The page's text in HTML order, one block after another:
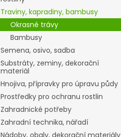
Traviny, kapradiny, bambusy
Okrasné trávy
Bambusy
Semena, osivo, sadba
Substráty, zeminy, dekorační
materiál
Hnojiva, přípravky pro úpravu půdy
Prostředky pro ochranu rostlin
Zahradnické potřeby
Zahradní technika, nářadí
Nádoby, obaly, dekorační materiály